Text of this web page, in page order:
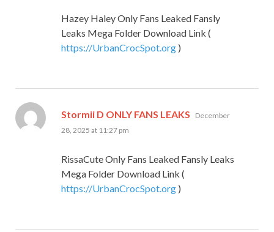
Hazey Haley Only Fans Leaked Fansly
Leaks Mega Folder Download Link (
https://UrbanCrocSpot.org )
Stormii D ONLY FANS LEAKS says:
December
28, 2025 at 11:27 pm
RissaCute Only Fans Leaked Fansly Leaks
Mega Folder Download Link (
https://UrbanCrocSpot.org )